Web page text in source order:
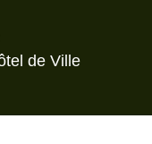
de Ville